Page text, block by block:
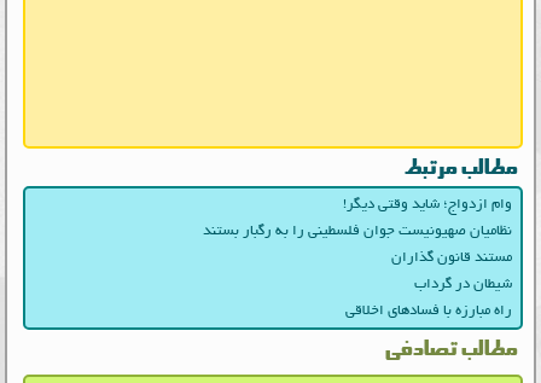
مطالب مرتبط
وام ازدواج؛ شاید وقتی دیگر!
نظامیان صهیونیست جوان فلسطینی را به رگبار بستند
مستند قانون گذاران
شیطان در گرداب
راه مبارزه با فسادهای اخلاقی
مطالب تصادفی